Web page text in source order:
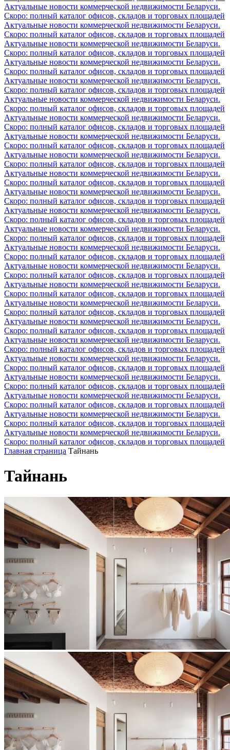
Актуальные новости коммерческой недвижимости Беларуси.
Скоро: полный каталог офисов, складов и торговых площадей
Актуальные новости коммерческой недвижимости Беларуси.
Скоро: полный каталог офисов, складов и торговых площадей
Актуальные новости коммерческой недвижимости Беларуси.
Скоро: полный каталог офисов, складов и торговых площадей
Актуальные новости коммерческой недвижимости Беларуси.
Скоро: полный каталог офисов, складов и торговых площадей
Актуальные новости коммерческой недвижимости Беларуси.
Скоро: полный каталог офисов, складов и торговых площадей
Актуальные новости коммерческой недвижимости Беларуси.
Скоро: полный каталог офисов, складов и торговых площадей
Актуальные новости коммерческой недвижимости Беларуси.
Скоро: полный каталог офисов, складов и торговых площадей
Актуальные новости коммерческой недвижимости Беларуси.
Скоро: полный каталог офисов, складов и торговых площадей
Актуальные новости коммерческой недвижимости Беларуси.
Скоро: полный каталог офисов, складов и торговых площадей
Актуальные новости коммерческой недвижимости Беларуси.
Скоро: полный каталог офисов, складов и торговых площадей
Актуальные новости коммерческой недвижимости Беларуси.
Скоро: полный каталог офисов, складов и торговых площадей
Актуальные новости коммерческой недвижимости Беларуси.
Скоро: полный каталог офисов, складов и торговых площадей
Актуальные новости коммерческой недвижимости Беларуси.
Скоро: полный каталог офисов, складов и торговых площадей
Актуальные новости коммерческой недвижимости Беларуси.
Скоро: полный каталог офисов, складов и торговых площадей
Актуальные новости коммерческой недвижимости Беларуси.
Скоро: полный каталог офисов, складов и торговых площадей
Актуальные новости коммерческой недвижимости Беларуси.
Скоро: полный каталог офисов, складов и торговых площадей
Актуальные новости коммерческой недвижимости Беларуси.
Скоро: полный каталог офисов, складов и торговых площадей
Актуальные новости коммерческой недвижимости Беларуси.
Скоро: полный каталог офисов, складов и торговых площадей
Актуальные новости коммерческой недвижимости Беларуси.
Скоро: полный каталог офисов, складов и торговых площадей
Актуальные новости коммерческой недвижимости Беларуси.
Скоро: полный каталог офисов, складов и торговых площадей
Актуальные новости коммерческой недвижимости Беларуси.
Скоро: полный каталог офисов, складов и торговых площадей
Актуальные новости коммерческой недвижимости Беларуси.
Скоро: полный каталог офисов, складов и торговых площадей
Актуальные новости коммерческой недвижимости Беларуси.
Скоро: полный каталог офисов, складов и торговых площадей
Актуальные новости коммерческой недвижимости Беларуси.
Скоро: полный каталог офисов, складов и торговых площадей
Главная страница Тайнань
Тайнань